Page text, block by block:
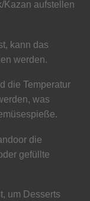
Kazan aufstellen
kann das
werden.
die Temperatur
was
die
gefüllte
um Desserts